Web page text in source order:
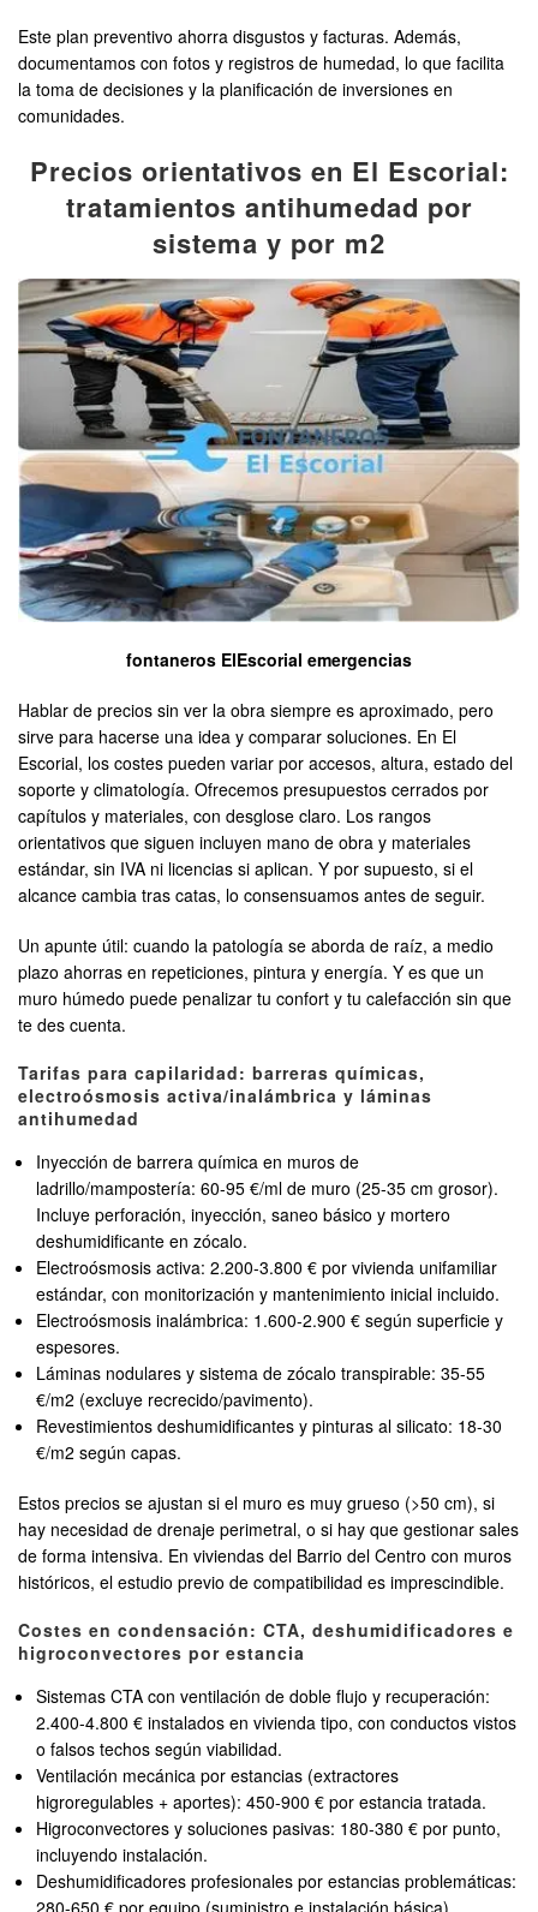
Este plan preventivo ahorra disgustos y facturas. Además,
documentamos con fotos y registros de humedad, lo que facilita
la toma de decisiones y la planificación de inversiones en
comunidades.
Precios orientativos en El Escorial:
tratamientos antihumedad por
sistema y por m2
fontaneros ElEscorial emergencias
Hablar de precios sin ver la obra siempre es aproximado, pero
sirve para hacerse una idea y comparar soluciones. En El
Escorial, los costes pueden variar por accesos, altura, estado del
soporte y climatología. Ofrecemos presupuestos cerrados por
capítulos y materiales, con desglose claro. Los rangos
orientativos que siguen incluyen mano de obra y materiales
estándar, sin IVA ni licencias si aplican. Y por supuesto, si el
alcance cambia tras catas, lo consensuamos antes de seguir.
Un apunte útil: cuando la patología se aborda de raíz, a medio
plazo ahorras en repeticiones, pintura y energía. Y es que un
muro húmedo puede penalizar tu confort y tu calefacción sin que
te des cuenta.
Tarifas para capilaridad: barreras químicas,
electroósmosis activa/inalámbrica y láminas
antihumedad
Inyección de barrera química en muros de
ladrillo/mampostería: 60-95 €/ml de muro (25-35 cm grosor).
Incluye perforación, inyección, saneo básico y mortero
deshumidificante en zócalo.
Electroósmosis activa: 2.200-3.800 € por vivienda unifamiliar
estándar, con monitorización y mantenimiento inicial incluido.
Electroósmosis inalámbrica: 1.600-2.900 € según superficie y
espesores.
Láminas nodulares y sistema de zócalo transpirable: 35-55
€/m2 (excluye recrecido/pavimento).
Revestimientos deshumidificantes y pinturas al silicato: 18-30
€/m2 según capas.
Estos precios se ajustan si el muro es muy grueso (>50 cm), si
hay necesidad de drenaje perimetral, o si hay que gestionar sales
de forma intensiva. En viviendas del Barrio del Centro con muros
históricos, el estudio previo de compatibilidad es imprescindible.
Costes en condensación: CTA, deshumidificadores e
higroconvectores por estancia
Sistemas CTA con ventilación de doble flujo y recuperación:
2.400-4.800 € instalados en vivienda tipo, con conductos vistos
o falsos techos según viabilidad.
Ventilación mecánica por estancias (extractores
higroregulables + aportes): 450-900 € por estancia tratada.
Higroconvectores y soluciones pasivas: 180-380 € por punto,
incluyendo instalación.
Deshumidificadores profesionales por estancias problemáticas: